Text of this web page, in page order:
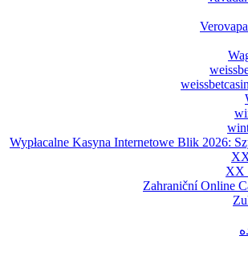
Wypłacalne Kasyna Internetowe Blik 2026:
Zahraniční Online